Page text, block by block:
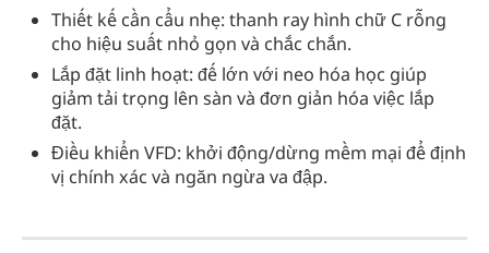
Thiết kế cần cẩu nhẹ: thanh ray hình chữ C rỗng
cho hiệu suất nhỏ gọn và chắc chắn.
Lắp đặt linh hoạt: đế lớn với neo hóa học giúp
giảm tải trọng lên sàn và đơn giản hóa việc lắp
đặt.
Điều khiển VFD: khởi động/dừng mềm mại để định
vị chính xác và ngăn ngừa va đập.